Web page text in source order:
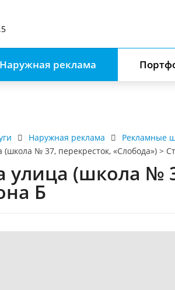
Наружная реклама
Наружная реклама
Рекламные
(школа № 37, перекресток, «Слобода») >
улица (школа №
Б